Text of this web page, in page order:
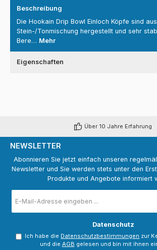
Beschreibung
Die Hookain Drip Bowl Einloch Köpfe sind
Stein-/Tonmischung hergestellt und sehr
Bere… Mehr
Eigenschaften
Über 10 Jahre Erfahrung
NEWSLETTER
Abonnieren Sie jetzt einfach unseren
Newsletter und Sie werden stets unter den
Produkte und Angebote informiert
Mail-
Adresse
Datenschutz
Ich habe die Datenschutzbestimmungen zur
und die AGB gelesen und bin mit ihnen